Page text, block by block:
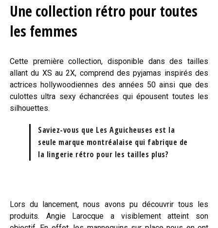
Une collection rétro pour toutes
les femmes
Cette première collection, disponible dans des tailles
allant du XS au 2X, comprend des pyjamas inspirés des
actrices hollywoodiennes des années 50 ainsi que des
culottes ultra sexy échancrées qui épousent toutes les
silhouettes.
Saviez-vous que Les Aguicheuses est la
seule marque montréalaise qui fabrique de
la lingerie rétro pour les tailles plus?
Lors du lancement, nous avons pu découvrir tous les
produits. Angie Larocque a visiblement atteint son